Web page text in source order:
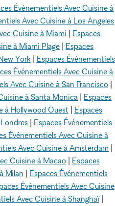
Événementiels Avec Cuisine à
Avec Cuisine à Los Angeles
Cuisine à Miami
Espaces
à Miami Plage
Espaces
York| Espaces Événementiels
Événementiels Avec Cuisine à
Avec Cuisine à San Francisco
à Santa Monica
Espaces
à Hollywood Ouest| Espaces
Espaces Événementiels
Événementiels Avec Cuisine à
Avec Cuisine à Amsterdam
Cuisine à Macao| Espaces
Milan
Espaces Événementiels
Événementiels Avec Cuisine
Avec Cuisine à Shanghaï|